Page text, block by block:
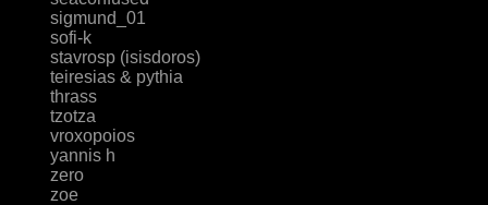
sigmund_01
sofi-k
stavrosp (isisdoros)
teiresias & pythia
thrass
tzotza
vroxopoios
yannis h
zero
zoe